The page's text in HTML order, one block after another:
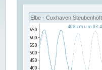
Elbe - Cuxhaven Steubenhöft